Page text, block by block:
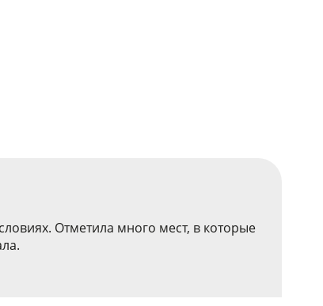
Отметила много мест, в которые